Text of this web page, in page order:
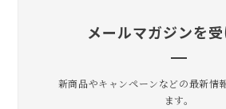
届きました！ ありがとうござい
メールマガジンを
新商品やキャンペーンなどの最新情
ます。